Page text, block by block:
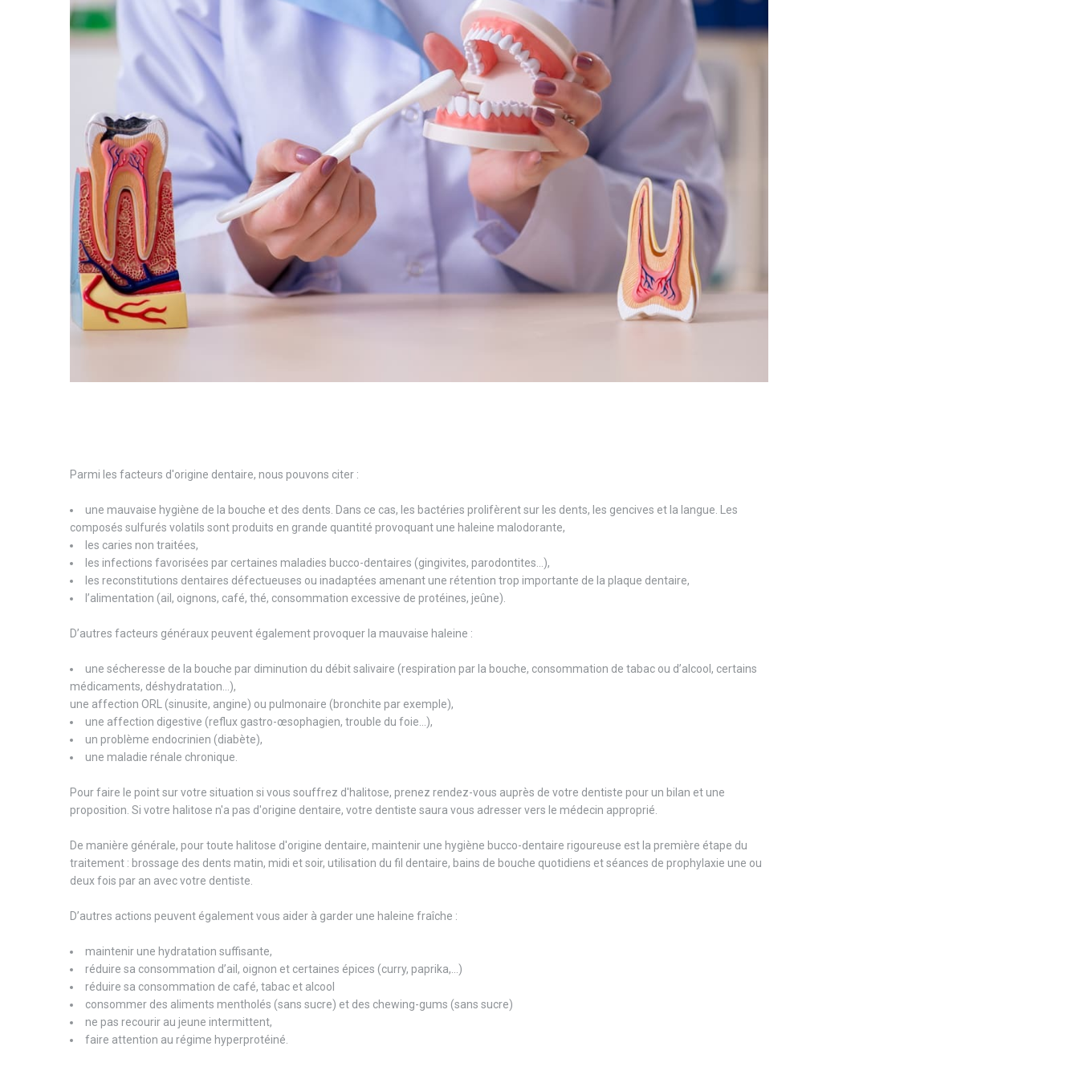
Parmi les facteurs d'origine dentaire, nous pouvons citer :
une mauvaise hygiène de la bouche et des dents. Dans ce cas, les bactéries prolifèrent sur les dents, les gencives et la langue. Les
composés sulfurés volatils sont produits en grande quantité provoquant une haleine malodorante,
les caries non traitées,
les infections favorisées par certaines maladies bucco-dentaires (gingivites, parodontites...),
les reconstitutions dentaires défectueuses ou inadaptées amenant une rétention trop importante de la plaque dentaire,
l’alimentation (ail, oignons, café, thé, consommation excessive de protéines, jeûne).
D’autres facteurs généraux peuvent également provoquer la mauvaise haleine :
une sécheresse de la bouche par diminution du débit salivaire (respiration par la bouche, consommation de tabac ou d’alcool, certains
médicaments, déshydratation…),
une affection ORL (sinusite, angine) ou pulmonaire (bronchite par exemple),
une affection digestive (reflux gastro-œsophagien, trouble du foie...),
un problème endocrinien (diabète),
une maladie rénale chronique.
Pour faire le point sur votre situation si vous souffrez d'halitose, prenez rendez-vous auprès de votre dentiste pour un bilan et une
proposition. Si votre halitose n'a pas d'origine dentaire, votre dentiste saura vous adresser vers le médecin approprié.
De manière générale, pour toute halitose d'origine dentaire, maintenir une hygiène bucco-dentaire rigoureuse est la première étape du
traitement : brossage des dents matin, midi et soir, utilisation du fil dentaire, bains de bouche quotidiens et séances de prophylaxie une ou
deux fois par an avec votre dentiste.
D’autres actions peuvent également vous aider à garder une haleine fraîche :
maintenir une hydratation suffisante,
réduire sa consommation d’ail, oignon et certaines épices (curry, paprika,...)
réduire sa consommation de café, tabac et alcool
consommer des aliments mentholés (sans sucre) et des chewing-gums (sans sucre)
ne pas recourir au jeune intermittent,
faire attention au régime hyperprotéiné.